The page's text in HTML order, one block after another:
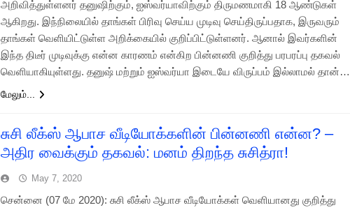
அறிவித்துள்ளனர் தனுஷிற்கும், ஐஸ்வர்யாவிற்கும் திருமணமாகி 18 ஆண்டுகள்
ஆகிறது. இந்நிலையில் தாங்கள் பிரிவு செய்ய முடிவு செய்திருப்பதாக, இருவரும்
தாங்கள் வெளியிட்டுள்ள அறிக்கையில் குறிப்பிட்டுள்ளனர். ஆனால் இவர்களின்
இந்த திடீர் முடிவுக்கு என்ன காரணம் என்கிற பின்னணி குறித்து பரபரப்பு தகவல்
வெளியாகியுள்ளது. தனுஷ் மற்றும் ஐஸ்வர்யா இடையே விருப்பம் இல்லாமல் தான்…
மேலும்...
சுசி லீக்ஸ் ஆபாச வீடியோக்களின் பின்னணி என்ன? –
அதிர வைக்கும் தகவல்: மனம் திறந்த சுசித்ரா!
May 7, 2020
சென்னை (07 மே 2020): சுசி லீக்ஸ் ஆபாச வீடியோக்கள் வெளியானது குறித்து